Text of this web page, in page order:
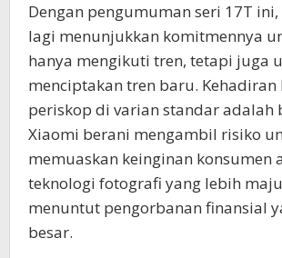
Dengan pengumuman seri 17T
lagi menunjukkan komitmennya
hanya mengikuti tren, tetapi juga
menciptakan tren baru. Kehadiran
periskop di varian standar adalah
Xiaomi berani mengambil risiko
memuaskan keinginan konsumen
teknologi fotografi yang lebih
menuntut pengorbanan finansial
besar.